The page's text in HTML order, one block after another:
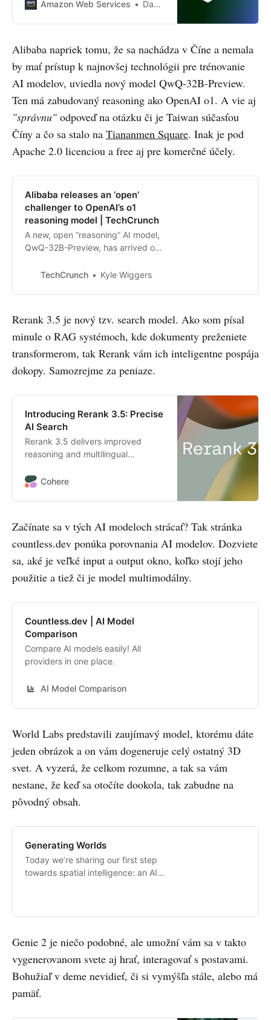
multimodal fine-tuning, and high-
Amazon Web Services Danilo Poccia
Alibaba napriek tomu, že sa nachádza v Číne a nemala
by mať prístup k najnovšej technológii pre trénovanie
AI modelov, uviedla nový model QwQ-32B-Preview.
Ten má zabudovaný reasoning ako OpenAI o1. A vie aj
"správnu" odpoveď na otázku či je Taiwan súčasťou
Číny a čo sa stalo na Tiananmen Square. Inak je pod
Apache 2.0 licenciou a free aj pre komerčné účely.
Alibaba releases an ‘open’
challenger to OpenAI’s o1
reasoning model | TechCrunch
A new, open “reasoning” AI model,
QwQ-32B-Preview, has arrived on
Qwen team.
TechCrunch Kyle Wiggers
Rerank 3.5 je nový tzv. search model. Ako som písal
minule o RAG systémoch, kde dokumenty preženiete
transformerom, tak Rerank vám ich inteligentne pospája
dokopy. Samozrejme za peniaze.
Introducing Rerank 3.5: Precise
AI Search
Rerank 3.5 delivers improved
reasoning and multilingual
enterprise data with greater
Cohere
Začínate sa v tých AI modeloch strácať? Tak stránka
countless.dev ponúka porovnania AI modelov. Dozviete
sa, aké je veľké input a output okno, koľko stojí jeho
použitie a tiež či je model multimodálny.
Countless.dev | AI Model
Comparison
Compare AI models easily! All
providers in one place.
AI Model Comparison
World Labs predstavili zaujímavý model, ktorému dáte
jeden obrázok a on vám dogeneruje celý ostatný 3D
svet. A vyzerá, že celkom rozumne, a tak sa vám
nestane, že keď sa otočíte dookola, tak zabudne na
pôvodný obsah.
Generating Worlds
Today we’re sharing our first step
towards spatial intelligence: an AI
Genie 2 je niečo podobné, ale umožní vám sa v takto
vygenerovanom svete aj hrať, interagovať s postavami.
Bohužiaľ v deme nevidieť, či si vymýšľa stále, alebo má
pamäť.